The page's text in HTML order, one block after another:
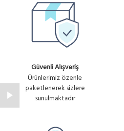
Güvenli Alışveriş
Ürünlerimiz özenle
paketlenerek sizlere
sunulmaktadır